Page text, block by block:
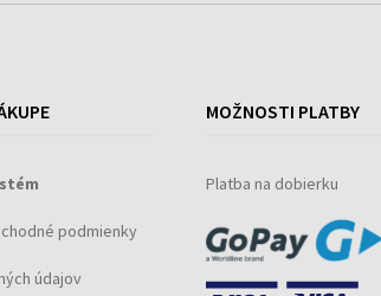
podmienky
údajov
MOŽNOSTI PLATBY
Platba na dobierku